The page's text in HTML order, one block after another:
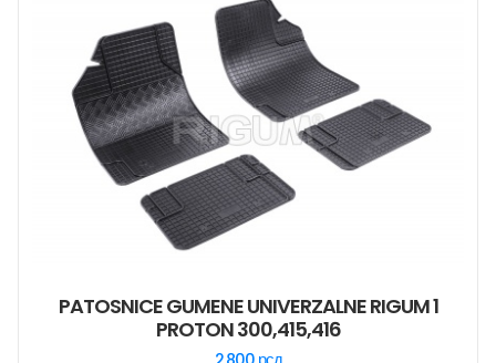
PATOSNICE GUMENE UNIVERZALNE RIGUM 1
PROTON 300,415,416